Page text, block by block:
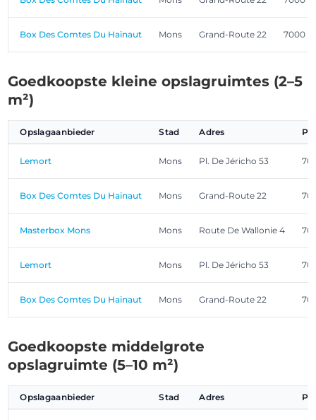
Box Des Comtes Du Hainaut Mons Grand-Route 22 7000
Goedkoopste kleine opslagruimtes (2–5
m²)
Opslagaanbieder Stad Adres
Lemort Mons Pl. De Jéricho 53
Box Des Comtes Du Hainaut Mons Grand-Route 22
Masterbox Mons Mons Route De Wallonie 4
Lemort Mons Pl. De Jéricho 53
Box Des Comtes Du Hainaut Mons Grand-Route 22
Goedkoopste middelgrote
opslagruimte (5–10 m²)
Opslagaanbieder Stad Adres